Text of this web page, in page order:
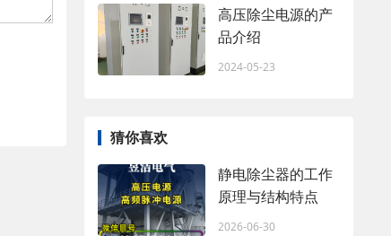
高压除尘电源的产
品介绍
2024-05-23
猜你喜欢
静电除尘器的工作
原理与结构特点
2026-06-30